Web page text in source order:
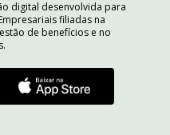
digital desenvolvida para
filiadas na
de benefícios e no